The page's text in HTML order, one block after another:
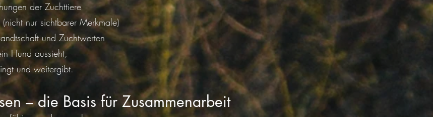
der Zuchttiere
nur sichtbarer Merkmale)
und Zuchtwerten
Hund aussieht,
und weitergibt.
– die Basis für Zusammenarbeit